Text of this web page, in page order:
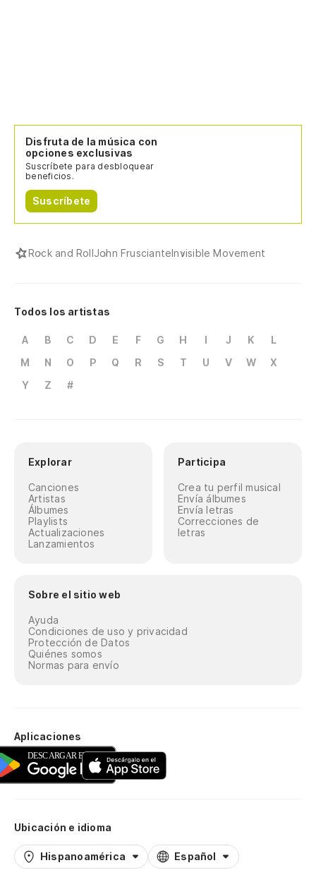
Disfruta de la música con
opciones exclusivas
Suscríbete para desbloquear
beneficios.
Suscríbete
Rock and RollJohn FruscianteInvisible Movement
Todos los artistas
A B C D E F G H I J K
L
M
N O P Q R S T U V W
X
Y
Z #
Explorar
Canciones
Artistas
Álbumes
Playlists
Actualizaciones
Lanzamientos
Participa
Crea tu perfil musical
Envía álbumes
Envía letras
Correcciones de
letras
Sobre el sitio web
Ayuda
Condiciones de uso y privacidad
Protección de Datos
Quiénes somos
Normas para envío
Aplicaciones
Ubicación e idioma
Hispanoamérica Español